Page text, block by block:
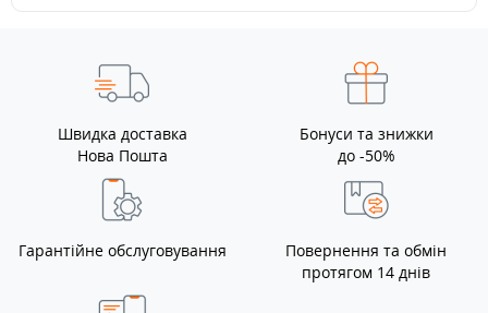
Швидка доставка
Нова Пошта
Бонуси та знижки
до -50%
Гарантійне обслуговування
Повернення та обмін
протягом 14 днів